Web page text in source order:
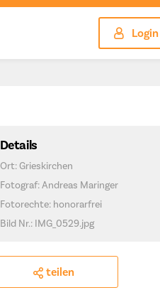
Login
Details
Ort: Grieskirchen
Fotograf: Andreas Maringer
Fotorechte: honorarfrei
Bild Nr.: IMG_0529.jpg
teilen